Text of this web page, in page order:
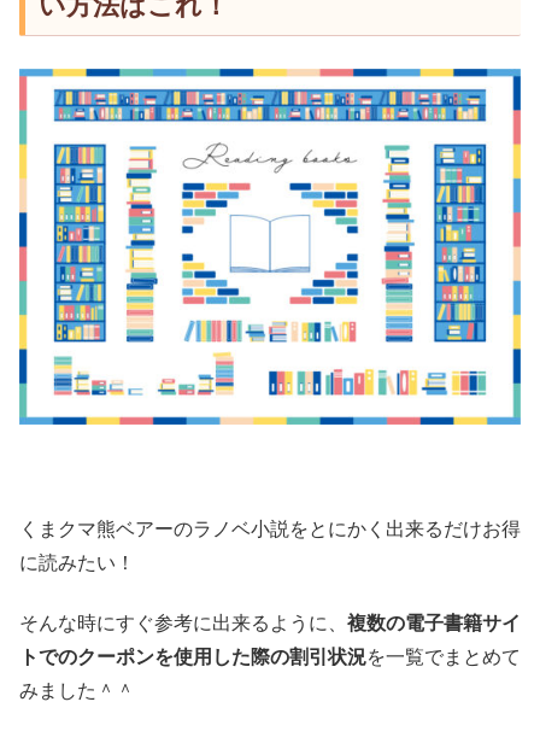
くまクマ熊ベアーのラノベ小説をとにかく出来るだけお得
に読みたい！
そんな時にすぐ参考に出来るように、 複数の電子書籍サイ
トでのクーポンを使用した際の割引状況を一覧でまとめて
みました＾＾